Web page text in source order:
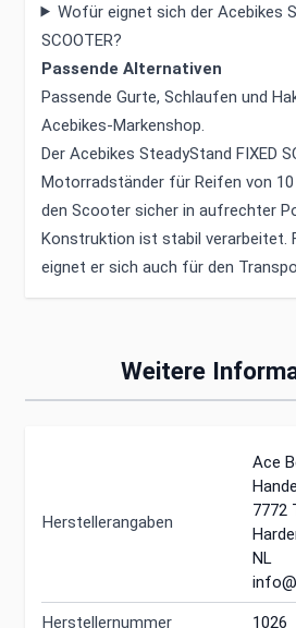
Wofür eignet sich der Acebikes
SCOOTER?
Passende Alternativen
Passende Gurte, Schlaufen und
Acebikes-Markenshop
Der Acebikes SteadyStand FIXED
Motorradständer für Reifen von 10
den Scooter sicher in aufrechter
Konstruktion ist stabil verarbeitet.
eignet er sich auch für den
Weitere
Herstellerangaben
Ace
7772
NL
Herstellernummer 1026